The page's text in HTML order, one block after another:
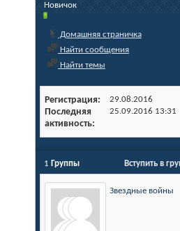
Новичок
Домашняя страничка
Найти сообщения
Найти темы
Регистрация 29.08.2016
Последняя
активность
25.09.2016 13:31
Вступить в
1 Группы
Звездные войны